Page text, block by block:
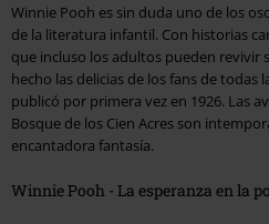
Winnie Pooh es sin duda uno de los
de la literatura infantil. Con historias
que incluso los adultos pueden revivir
hecho las delicias de los fans de todas
publicó por primera vez en 1926. Las
Bosque de los Cien Acres son
encantadora fantasía.
Winnie Pooh - La esperanza en la